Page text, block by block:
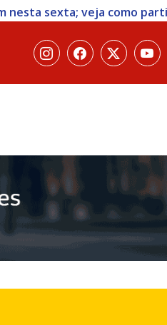
veja como participar